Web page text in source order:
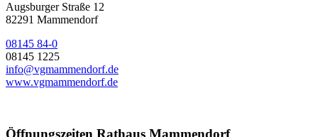
Augsburger Straße 12
82291 Mammendorf
08145 84-0
08145 1225
info@vgmammendorf.de
www.vgmammendorf.de
Öffnungszeiten Rathaus Mammendorf